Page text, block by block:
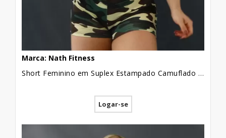
Marca: Nath Fitness
Short Feminino em Suplex Estampado Camuflado Contorno Grande [2109145]
Logar-se